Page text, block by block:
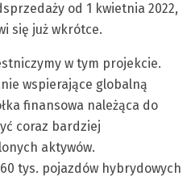
od 1 kwietnia 2022,
się już wkrótce.
w tym projekcie.
wspierające globalną
finansowa należąca do
coraz bardziej
aktywów.
tys. pojazdów hybrydowych